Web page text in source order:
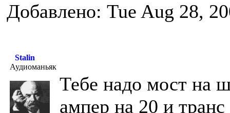
Добавлено: Tue Aug 28,
Stalin
Аудиоманьяк
Тебе надо мост на
ампер на 20 и